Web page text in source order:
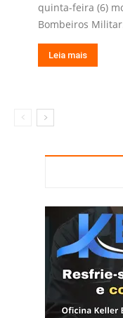
quinta-feira (6)
Bombeiros
Leia mais